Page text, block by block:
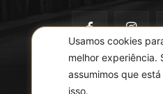
Usamos cookies
melhor experiência.
assumimos que
isso.